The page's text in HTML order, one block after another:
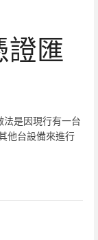
證匯
法是因現行有一台
他台設備來進行